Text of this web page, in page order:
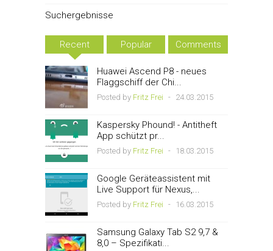
Suchergebnisse
Recent Popular Comments
Huawei Ascend P8 - neues
Flaggschiff der Chi...
Posted by Fritz Frei - 24.03.2015
Kaspersky Phound! - Antitheft
App schützt pr...
Posted by Fritz Frei - 18.03.2015
Google Geräteassistent mit
Live Support für Nexus,...
Posted by Fritz Frei - 16.03.2015
Samsung Galaxy Tab S2 9,7 &
8,0 – Spezifikati...